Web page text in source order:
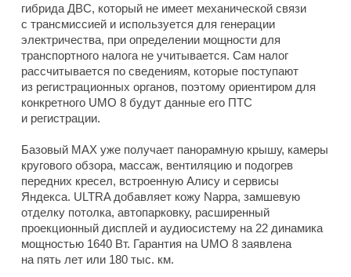
гибрида ДВС, который не имеет механической связи
с трансмиссией и используется для генерации
электричества, при определении мощности для
транспортного налога не учитывается. Сам налог
рассчитывается по сведениям, которые поступают
из регистрационных органов, поэтому ориентиром для
конкретного UMO 8 будут данные его ПТС
и регистрации.
Базовый MAX уже получает панорамную крышу, камеры
кругового обзора, массаж, вентиляцию и подогрев
передних кресел, встроенную Алису и сервисы
Яндекса. ULTRA добавляет кожу Nappa, замшевую
отделку потолка, автопарковку, расширенный
проекционный дисплей и аудиосистему на 22 динамика
мощностью 1640 Вт. Гарантия на UMO 8 заявлена
на пять лет или 180 тыс. км.